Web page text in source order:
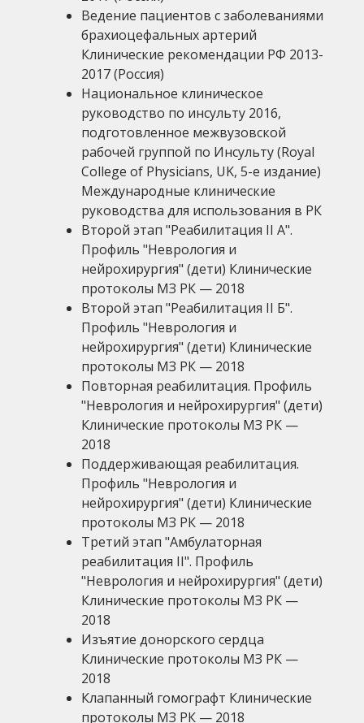
Ведение пациентов с заболеваниями
брахиоцефальных артерий
Клинические рекомендации РФ 2013-
2017 (Россия)
Национальное клиническое
руководство по инсульту 2016,
подготовленное межвузовской
рабочей группой по Инсульту (Royal
College of Physicians, UK, 5-е издание)
Международные клинические
руководства для использования в РК
Второй этап "Реабилитация II А".
Профиль "Неврология и
нейрохирургия" (дети) Клинические
протоколы МЗ РК — 2018
Второй этап "Реабилитация II Б".
Профиль "Неврология и
нейрохирургия" (дети) Клинические
протоколы МЗ РК — 2018
Повторная реабилитация. Профиль
"Неврология и нейрохирургия" (дети)
Клинические протоколы МЗ РК —
2018
Поддерживающая реабилитация.
Профиль "Неврология и
нейрохирургия" (дети) Клинические
протоколы МЗ РК — 2018
Третий этап "Амбулаторная
реабилитация II". Профиль
"Неврология и нейрохирургия" (дети)
Клинические протоколы МЗ РК —
2018
Изъятие донорского сердца
Клинические протоколы МЗ РК —
2018
Клапанный гомографт Клинические
протоколы МЗ РК — 2018